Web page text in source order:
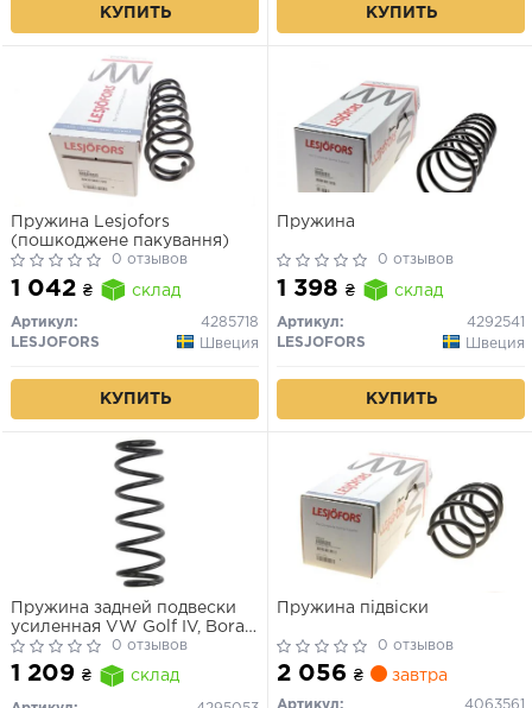
КУПИТЬ КУПИТЬ
Пружина Lesjofors
(пошкоджене пакування)
0 отзывов
1 042 ₴ склад
Артикул:
4285718
LESJOFORS
Швеция
КУПИТЬ
Пружина
0 отзывов
1 398 ₴ склад
Артикул:
4292541
LESJOFORS
Швеция
КУПИТЬ
Пружина задней подвески
усиленная VW Golf IV, Bora,
Skoda Octavia0 отзывов
1 209 ₴ склад
Пружина підвіски
0 отзывов
2 056 ₴ завтра
Артикул:
4063561